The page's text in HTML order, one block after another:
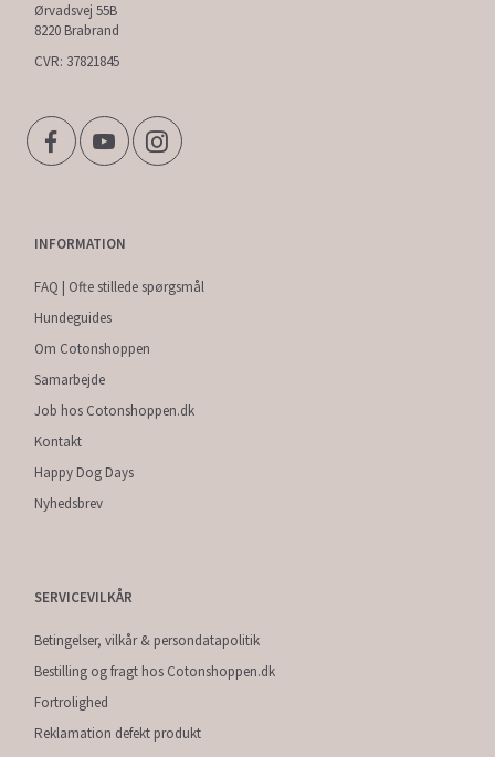
Ørvadsvej 55B
8220 Brabrand
CVR: 37821845
INFORMATION
FAQ | Ofte stillede spørgsmål
Hundeguides
Om Cotonshoppen
Samarbejde
Job hos Cotonshoppen.dk
Kontakt
Happy Dog Days
Nyhedsbrev
SERVICEVILKÅR
Betingelser, vilkår & persondatapolitik
Bestilling og fragt hos Cotonshoppen.dk
Fortrolighed
Reklamation defekt produkt